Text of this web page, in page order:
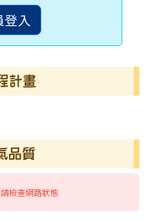
入
計畫
品質
檢查網路狀態